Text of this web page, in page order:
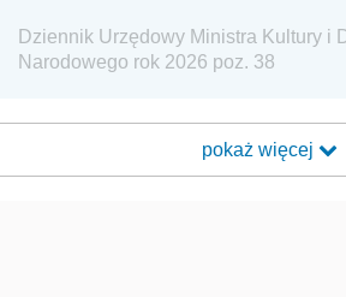
Dziennik Urzędowy Ministra Kultury i
Narodowego rok 2026 poz. 38
pokaż więcej